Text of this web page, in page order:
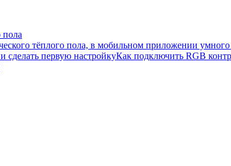
пола
тёплого пола, в мобильном приложении
первую настройкуКак подключить RGB